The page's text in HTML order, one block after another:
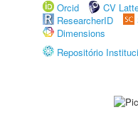
Orcid
CV
ResearcherID
Dimensions
Repositório